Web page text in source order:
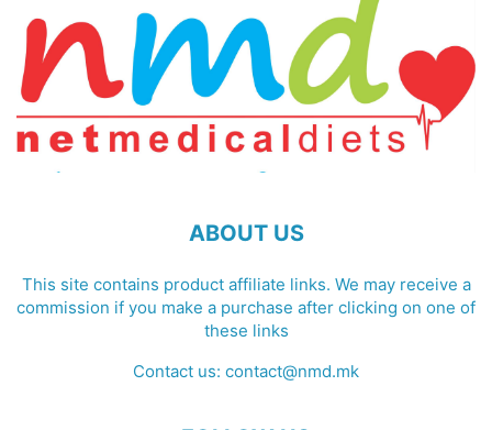
ABOUT US
This site contains product affiliate links. We may receive a
commission if you make a purchase after clicking on one of
these links
Contact us: contact@nmd.mk